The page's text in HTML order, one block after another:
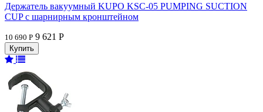
Держатель вакуумный KUPO KSC-05 PUMPING SUCTION
CUP с шарнирным кронштейном
10 690 Р 9 621 Р